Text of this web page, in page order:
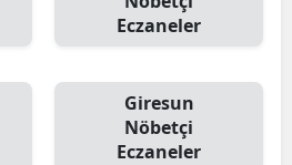
Eczaneler
Giresun
Nöbetçi
Eczaneler